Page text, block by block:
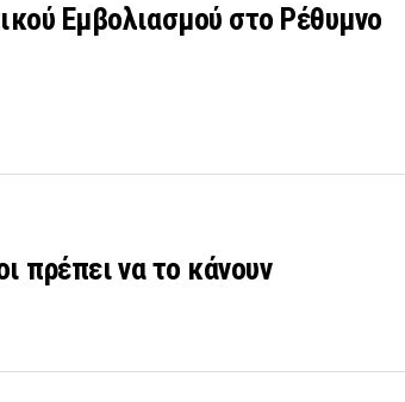
Εμβολιασμού στο Ρέθυμνο
πρέπει να το κάνουν